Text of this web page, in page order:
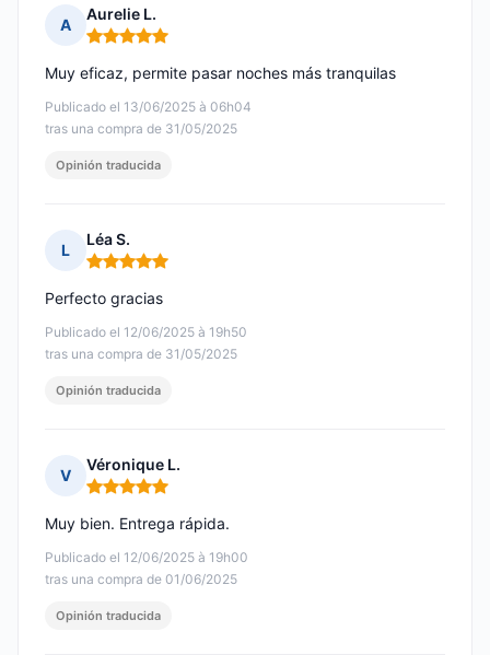
A
Aurelie L.
Nota: 5 de 5
Publicado el 13/06/2025 à 06h04
tras una compra de 31/05/2025
Muy eficaz, permite pasar noches más tranquilas
Opinión traducida
L
Léa S.
Nota: 5 de 5
Publicado el 12/06/2025 à 19h50
tras una compra de 31/05/2025
Perfecto gracias
Opinión traducida
V
Véronique L.
Nota: 5 de 5
Publicado el 12/06/2025 à 19h00
tras una compra de 01/06/2025
Muy bien. Entrega rápida.
Opinión traducida